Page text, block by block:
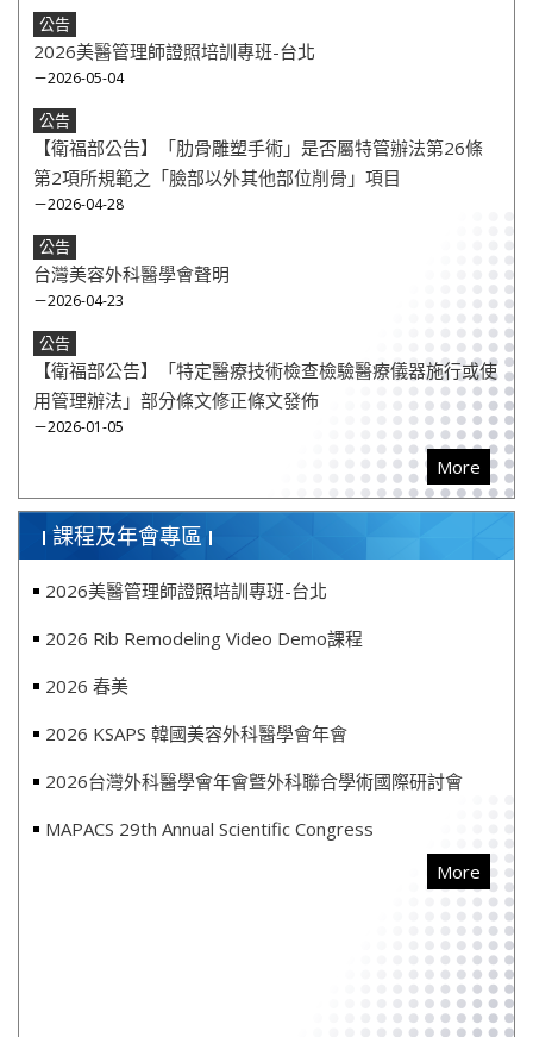
公告
2026美醫管理師證照培訓專班-台北
－2026-05-04
公告
【衛福部公告】「肋骨雕塑手術」是否屬特管辦法第26條
第2項所規範之「臉部以外其他部位削骨」項目
－2026-04-28
公告
台灣美容外科醫學會聲明
－2026-04-23
公告
【衛福部公告】「特定醫療技術檢查檢驗醫療儀器施行或使
用管理辦法」部分條文修正條文發佈
－2026-01-05
More
課程及年會專區
2026美醫管理師證照培訓專班-台北
2026 Rib Remodeling Video Demo課程
2026 春美
2026 KSAPS 韓國美容外科醫學會年會
2026台灣外科醫學會年會曁外科聯合學術國際研討會
MAPACS 29th Annual Scientific Congress
More